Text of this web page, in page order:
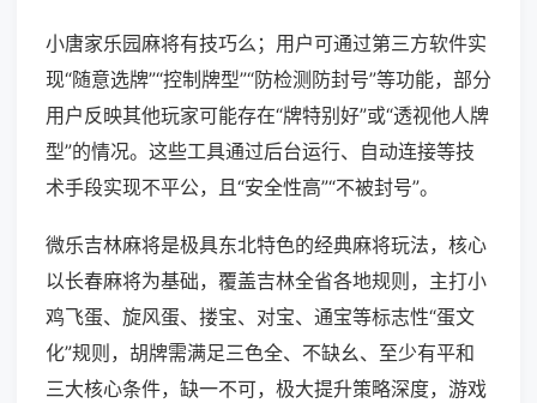
小唐家乐园麻将有技巧么；用户可通过第三方软件实
现“随意选牌”“控制牌型”“防检测防封号”等功能，部分
用户反映其他玩家可能存在“牌特别好”或“透视他人牌
型”的情况。这些工具通过后台运行、自动连接等技
术手段实现不平公，且“安全性高”“不被封号”。
微乐吉林麻将是极具东北特色的经典麻将玩法，核心
以长春麻将为基础，覆盖吉林全省各地规则，主打小
鸡飞蛋、旋风蛋、搂宝、对宝、通宝等标志性“蛋文
化”规则，胡牌需满足三色全、不缺幺、至少有平和
三大核心条件，缺一不可，极大提升策略深度，游戏